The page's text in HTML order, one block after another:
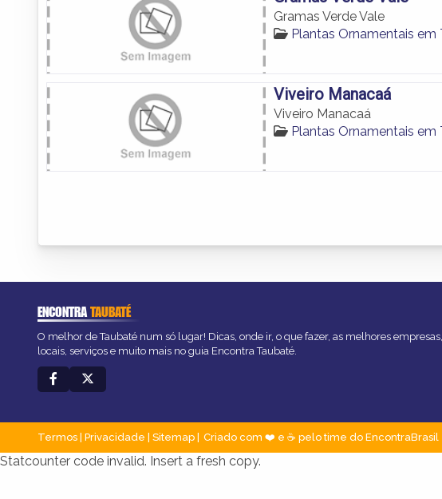
Gramas Verde Vale
Plantas Ornamentais em
Viveiro Manacaá
Viveiro Manacaá
Plantas Ornamentais em
ENCONTRATAUBATÉ
O melhor de Taubaté num só lugar! Dicas, onde ir, o que fazer, as melhores empresas,
locais, serviços e muito mais no guia Encontra Taubaté.
Termos Privacidade Sitemap Criado com ❤️ e ☕ pelo time do EncontraBrasil
Statcounter code invalid. Insert a fresh copy.